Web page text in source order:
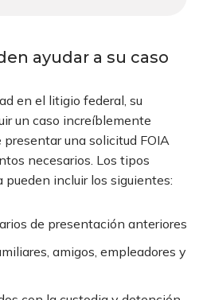
ayudar a su caso
en el litigio federal, su
un caso increíblemente
presentar una solicitud FOIA
necesarios. Los tipos
incluir los siguientes:
de presentación anteriores
amigos, empleadores y